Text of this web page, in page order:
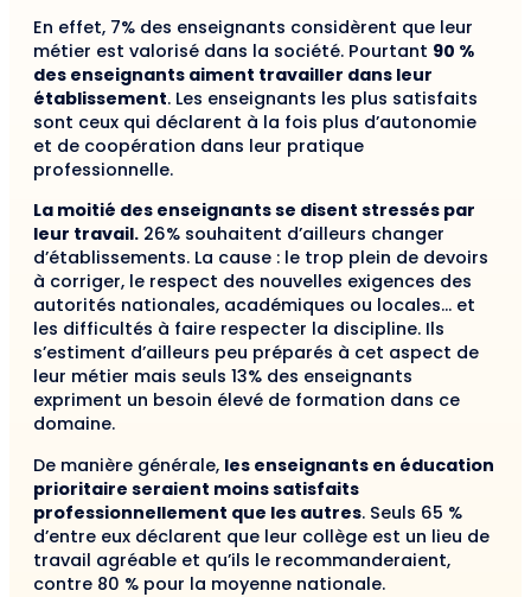
En effet, 7% des enseignants considèrent que leur
métier est valorisé dans la société. Pourtant 90 %
des enseignants aiment travailler dans leur
établissement. Les enseignants les plus satisfaits
sont ceux qui déclarent à la fois plus d’autonomie
et de coopération dans leur pratique
professionnelle.
La moitié des enseignants se disent stressés par
leur travail. 26% souhaitent d’ailleurs changer
d’établissements. La cause : le trop plein de devoirs
à corriger, le respect des nouvelles exigences des
autorités nationales, académiques ou locales… et
les difficultés à faire respecter la discipline. Ils
s’estiment d’ailleurs peu préparés à cet aspect de
leur métier mais seuls 13% des enseignants
expriment un besoin élevé de formation dans ce
domaine.
De manière générale, les enseignants en éducation
prioritaire seraient moins satisfaits
professionnellement que les autres. Seuls 65 %
d’entre eux déclarent que leur collège est un lieu de
travail agréable et qu’ils le recommanderaient,
contre 80 % pour la moyenne nationale.